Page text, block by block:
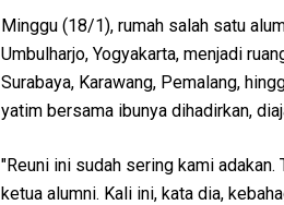
Minggu (18/1), rumah salah satu
Umbulharjo, Yogyakarta, menjadi
Surabaya, Karawang, Pemalang,
yatim bersama ibunya dihadirkan,
"Reuni ini sudah sering kami
ketua alumni. Kali ini, kata dia,